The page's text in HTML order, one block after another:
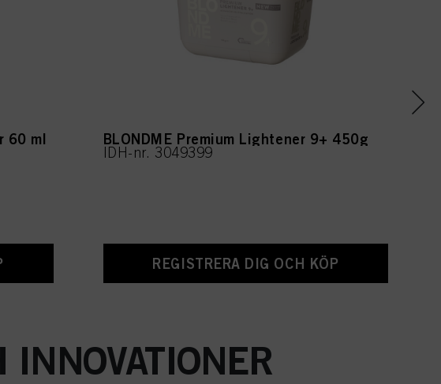
60 ml BLONDME Premium Lightener 9+ 450g
IDH-nr. 3049399
REGISTRERA DIG OCH KÖP
INNOVATIONER